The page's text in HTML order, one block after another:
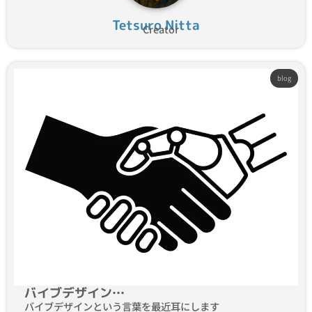
Tetsuro Nitta
Creator
blog
バイブデザイン…
バイブデザインという言葉を最近耳にします